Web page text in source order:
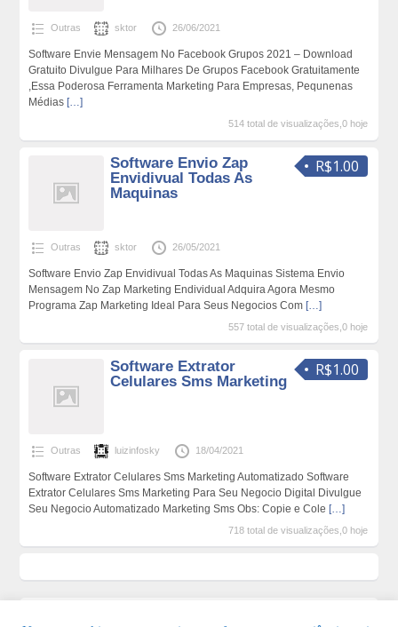
Outras sktor 26/06/2021
Software Envie Mensagem No Facebook Grupos 2021 – Download
Gratuito Divulgue Para Milhares De Grupos Facebook Gratuitamente
,Essa Poderosa Ferramenta Marketing Para Empresas, Pequnenas
Médias […]
514 total de visualizações,0 hoje
R$1.00
Software Envio Zap
Envidivual Todas As
Maquinas
Outras sktor 26/05/2021
Software Envio Zap Envidivual Todas As Maquinas Sistema Envio
Mensagem No Zap Marketing Endividual Adquira Agora Mesmo
Programa Zap Marketing Ideal Para Seus Negocios Com […]
557 total de visualizações,0 hoje
R$1.00
Software Extrator
Celulares Sms Marketing
Outras luizinfosky 18/04/2021
Software Extrator Celulares Sms Marketing Automatizado Software
Extrator Celulares Sms Marketing Para Seu Negocio Digital Divulgue
Seu Negocio Automatizado Marketing Sms Obs: Copie e Cole […]
718 total de visualizações,0 hoje